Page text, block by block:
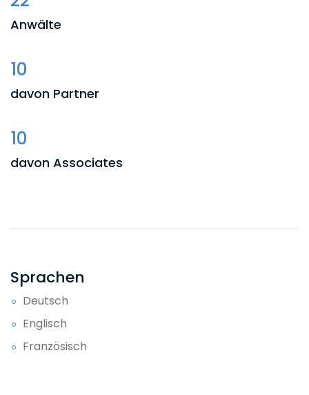
Anwälte
10
davon Partner
10
davon Associates
Sprachen
Deutsch
Englisch
Französisch